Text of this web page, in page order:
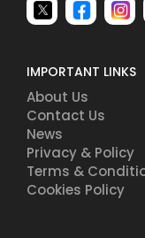
IMPORTANT LINKS
About Us
Contact Us
News
Privacy & Policy
Terms &
Cookies Policy